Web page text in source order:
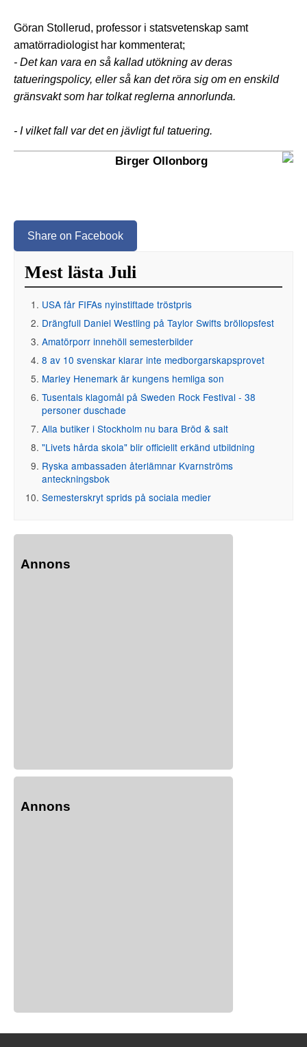
Göran Stollerud, professor i statsvetenskap samt
amatörradiologist har kommenterat;
- Det kan vara en så kallad utökning av deras
tatueringspolicy, eller så kan det röra sig om en enskild
gränsvakt som har tolkat reglerna annorlunda.
- I vilket fall var det en jävligt ful tatuering.
Birger Ollonborg
Share on Facebook
Mest lästa Juli
USA får FIFAs nyinstiftade tröstpris
Drängfull Daniel Westling på Taylor Swifts bröllopsfest
Amatörporr innehöll semesterbilder
8 av 10 svenskar klarar inte medborgarskapsprovet
Marley Henemark är kungens hemliga son
Tusentals klagomål på Sweden Rock Festival - 38
personer duschade
Alla butiker i Stockholm nu bara Bröd & salt
"Livets hårda skola" blir officiellt erkänd utbildning
Ryska ambassaden återlämnar Kvarnströms
anteckningsbok
Semesterskryt sprids på sociala medier
Annons
Annons